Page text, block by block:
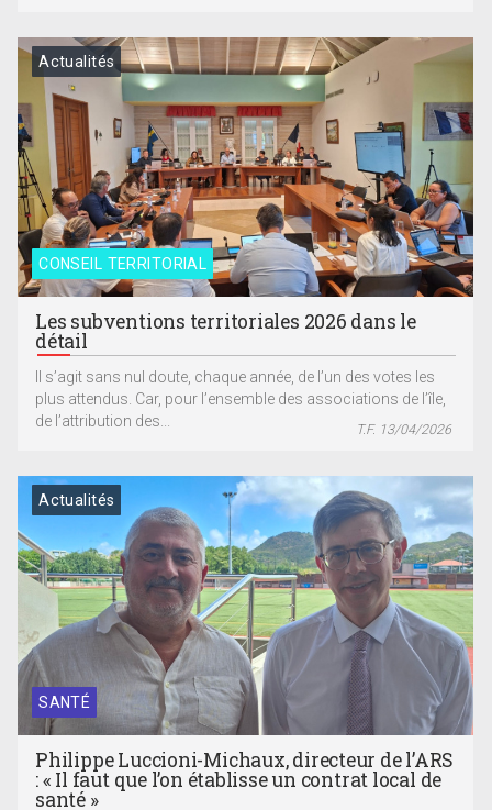
CONSEIL TERRITORIAL
Actualités
Les subventions territoriales 2026 dans le
détail
Il s’agit sans nul doute, chaque année, de l’un des votes les
plus attendus. Car, pour l’ensemble des associations de l’île,
de l’attribution des...
T.F. 13/04/2026
SANTÉ
Actualités
Philippe Luccioni-Michaux, directeur de l’ARS
: « Il faut que l’on établisse un contrat local de
santé »